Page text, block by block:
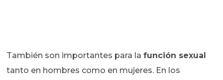
También son importantes para lafunción sexual
tanto en hombres como en mujeres. En los